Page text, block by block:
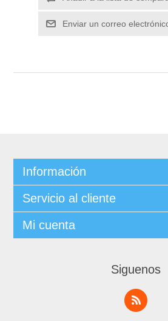
Información
Servicio al cliente
Mi cuenta
Siguenos